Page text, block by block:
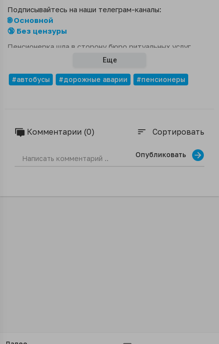
Подписывайтесь на наши телеграм-каналы:
🌐 Основной
🔞 Без цензуры
Пенсионерка шла в сторону бюро ритуальных услуг.
Когда переходила дорогу, не смогла подняться на
равновесие. От полученных травм пожилая женщина
Еще
#автобусы #дорожные аварии #пенсионеры
Комментарии (0) sort Сортировать
Опубликовать